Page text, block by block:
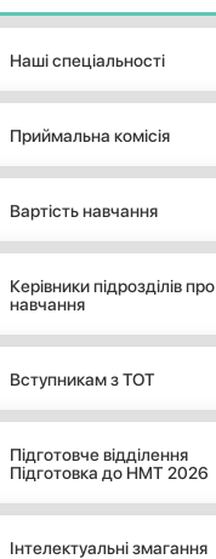
Наші спеціальності
Приймальна комісія
Вартість навчання
Керівники підрозділів про
навчання
Вступникам з ТОТ
Підготовче відділення
Підготовка до НМТ 2026
Інтелектуальні змагання